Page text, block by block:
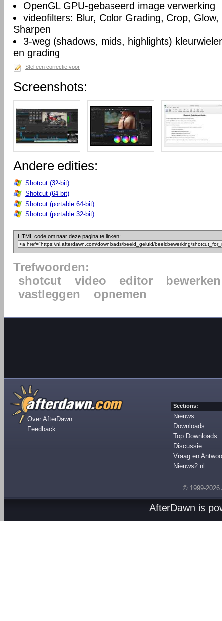
OpenGL GPU-gebaseerd image verwerking
videofilters: Blur, Color Grading, Crop,
Sharpen
3-weg (shadows, mids, highlights)
en grading
Stel een correctie voor
Screenshots:
Andere edities:
Shotcut (32-bit)
Shotcut (64-bit)
Shotcut (portable 64-bit)
Shotcut (portable 32-bit)
HTML code om naar deze pagina te linken:
Trefwoorden:
shotcut
video editor
bewerken
vastleggen
opnemen
Over AfterDawn
Feedback
Sections:
Nieuws
Downloads
Top Downloads
Discussie
Vraag en
Nieuws2.nl
© 1999-2026
AfterDawn is